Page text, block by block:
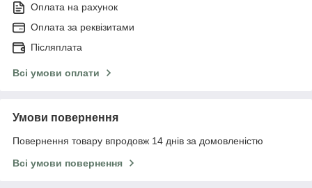
Оплата на рахунок
Оплата за реквізитами
Післяплата
Всі умови оплати
Умови повернення
Повернення товару впродовж 14 днів за домовленістю
Всі умови повернення